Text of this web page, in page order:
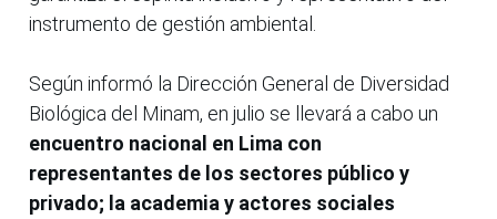
instrumento de gestión ambiental.
Según informó la Dirección General de Diversidad
Biológica del Minam, en julio se llevará a cabo un
encuentro nacional en Lima con
representantes de los sectores público y
privado; la academia y actores sociales